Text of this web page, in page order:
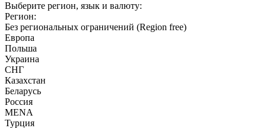
Выберите регион, язык и валюту:
Регион:
Без региональных ограничений (Region free)
Европа
Польша
Украина
СНГ
Казахстан
Беларусь
Россия
MENA
Турция